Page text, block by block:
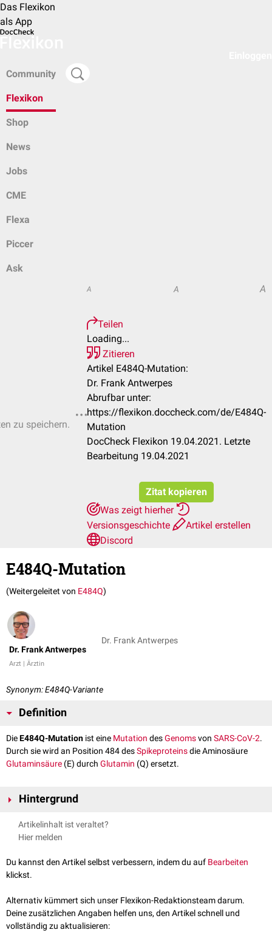
Das Flexikon
als App
Community
Flexikon
Shop
News
Jobs
CME
Flexa
Piccer
Ask
zu speichern.
A A A
Teilen
Loading...
Zitieren
Artikel E484Q-Mutation:
Dr. Frank Antwerpes
Abrufbar unter:
https://flexikon.doccheck.com/de/E484Q-
Mutation
DocCheck Flexikon 19.04.2021. Letzte
Bearbeitung 19.04.2021
Zitat kopieren
Was zeigt hierher
Versionsgeschichte
Artikel erstellen
Discord
E484Q-Mutation
(Weitergeleitet von E484Q)
Dr. Frank Antwerpes
Arzt | Ärztin
Dr. Frank Antwerpes
Synonym: E484Q-Variante
Definition
DieE484Q-Mutation ist eine Mutation desGenomsvon SARS-CoV-2.
Durch sie wird an Position 484 desSpikeproteinsdie Aminosäure
Glutaminsäure (E) durch Glutamin (Q) ersetzt.
Hintergrund
Die E484Q-Mutation kommt in der
sich im Frühjahr 2021 in Indien verbreitete.
Artikelinhalt ist veraltet?
Hier melden
Du kannst den Artikel selbst verbessern, indem du auf Bearbeiten
klickst.
Alternativ kümmert sich unser Flexikon-Redaktionsteam darum.
Deine zusätzlichen Angaben helfen uns, den Artikel schnell und
vollständig zu aktualisieren: